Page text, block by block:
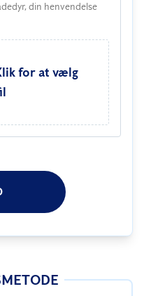
din henvendelse
for at vælg